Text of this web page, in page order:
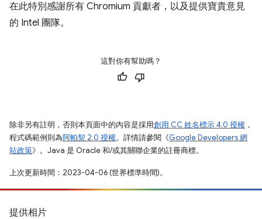
在此特別感謝所有 Chromium 貢獻者，以及提供寶貴意見
的 Intel 團隊。
這對你有幫助嗎？
除非另有註明，否則本頁面中的內容是採用創用 CC 姓名標示 4.0 授權 ，
程式碼範例則為阿帕契 2.0 授權。詳情請參閱《Google Developers 網
站政策》。Java 是 Oracle 和/或其關聯企業的註冊商標。
上次更新時間：2023-04-06 (世界標準時間)。
提供相片